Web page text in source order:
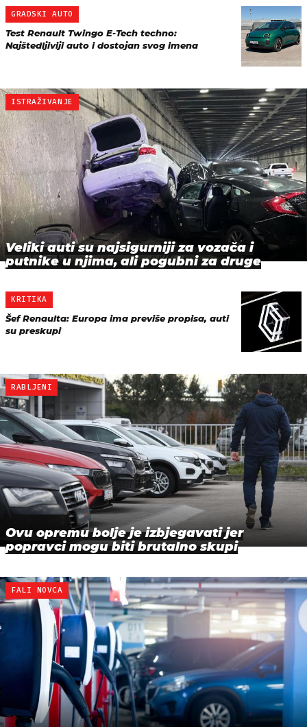
GRADSKI AUTO
Test Renault Twingo E-Tech techno:
Najštedljiviji auto i dostojan svog imena
ISTRAŽIVANJE
Veliki auti su najsigurniji za vozača i
putnike u njima, ali pogubni za druge
KRITIKA
Šef Renaulta: Europa ima previše propisa, auti
su preskupi
RABLJENI
Ovu opremu bolje je izbjegavati jer
popravci mogu biti brutalno skupi
FALI NOVCA